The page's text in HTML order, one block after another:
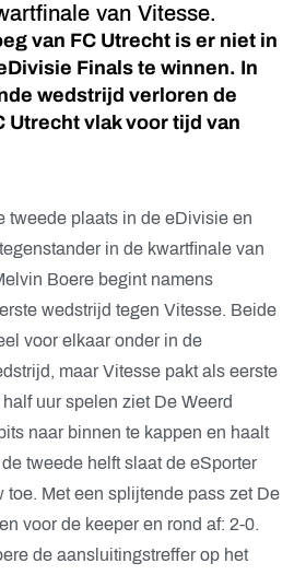
van Vitesse.
van FC Utrecht is er niet in
Finals te winnen. In
wedstrijd verloren de
Utrecht vlak voor tijd van
tweede plaats in de eDivisie en
in de kwartfinale van
Boere begint namens
wedstrijd tegen Vitesse. Beide
voor elkaar onder in de
maar Vitesse pakt als eerste
uur spelen ziet De Weerd
naar binnen te kappen en haalt
tweede helft slaat de eSporter
toe. Met een splijtende pass zet De
voor de keeper en rond af: 2-0.
de aansluitingstreffer op het